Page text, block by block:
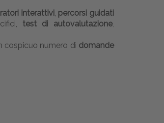
interattivi percorsi guidati
test di autovalutazione,
cospicuo numero di domande